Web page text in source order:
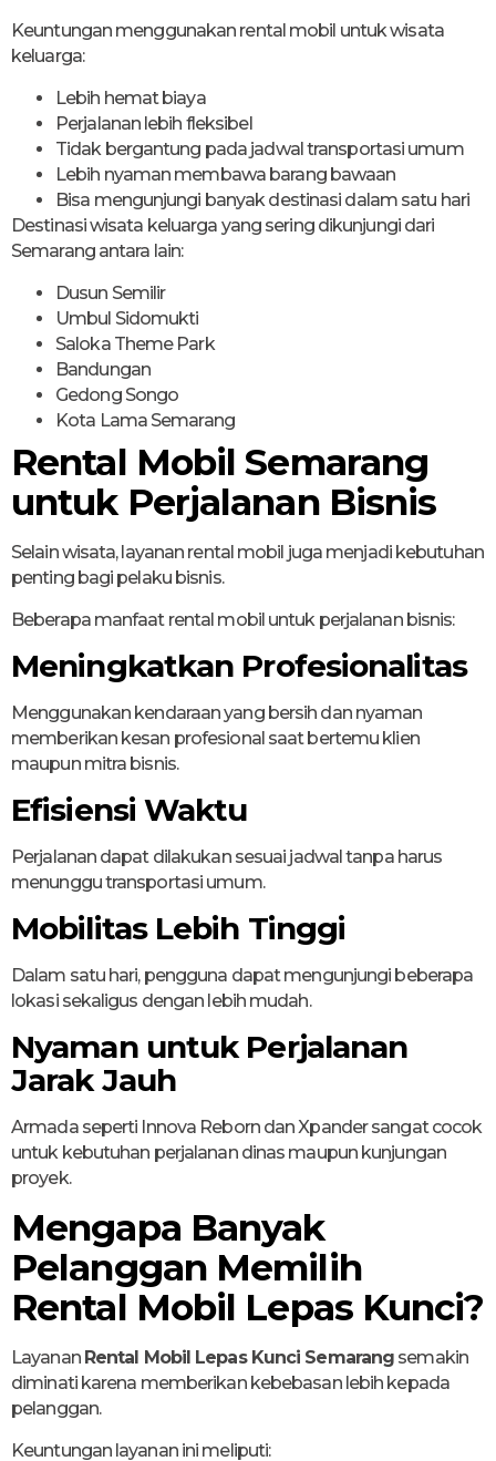
Keuntungan menggunakan rental mobil untuk wisata
keluarga:
Lebih hemat biaya
Perjalanan lebih fleksibel
Tidak bergantung pada jadwal transportasi umum
Lebih nyaman membawa barang bawaan
Bisa mengunjungi banyak destinasi dalam satu hari
Destinasi wisata keluarga yang sering dikunjungi dari
Semarang antara lain:
Dusun Semilir
Umbul Sidomukti
Saloka Theme Park
Bandungan
Gedong Songo
Kota Lama Semarang
Rental Mobil Semarang
untuk Perjalanan Bisnis
Selain wisata, layanan rental mobil juga menjadi kebutuhan
penting bagi pelaku bisnis.
Beberapa manfaat rental mobil untuk perjalanan bisnis:
Meningkatkan Profesionalitas
Menggunakan kendaraan yang bersih dan nyaman
memberikan kesan profesional saat bertemu klien
maupun mitra bisnis.
Efisiensi Waktu
Perjalanan dapat dilakukan sesuai jadwal tanpa harus
menunggu transportasi umum.
Mobilitas Lebih Tinggi
Dalam satu hari, pengguna dapat mengunjungi beberapa
lokasi sekaligus dengan lebih mudah.
Nyaman untuk Perjalanan
Jarak Jauh
Armada seperti Innova Reborn dan Xpander sangat cocok
untuk kebutuhan perjalanan dinas maupun kunjungan
proyek.
Mengapa Banyak
Pelanggan Memilih
Rental Mobil Lepas Kunci?
Layanan Rental Mobil Lepas Kunci Semarang semakin
diminati karena memberikan kebebasan lebih kepada
pelanggan.
Keuntungan layanan ini meliputi: